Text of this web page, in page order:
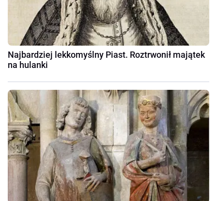
Najbardziej lekkomyślny Piast. Roztrwonił majątek
na hulanki